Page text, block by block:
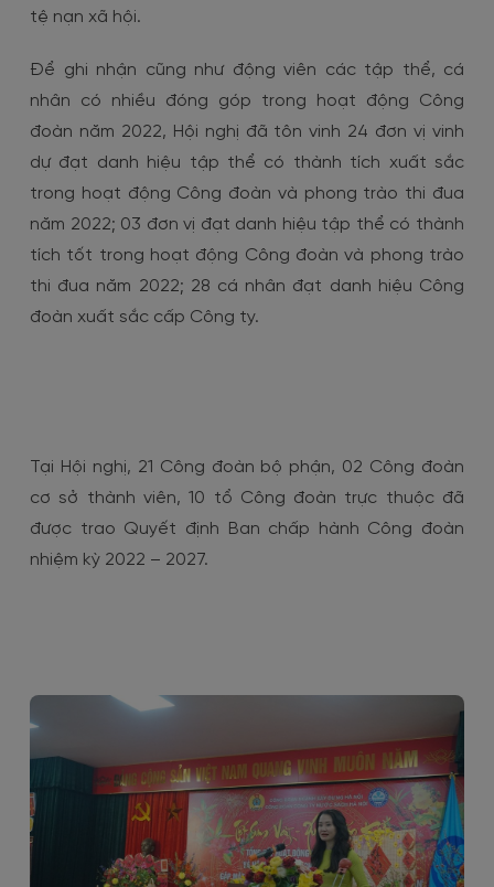
tệ nạn xã hội.
Để ghi nhận cũng như động viên các tập thể, cá
nhân có nhiều đóng góp trong hoạt động Công
đoàn năm 2022, Hội nghị đã tôn vinh 24 đơn vị vinh
dự đạt danh hiệu tập thể có thành tích xuất sắc
trong hoạt động Công đoàn và phong trào thi đua
năm 2022; 03 đơn vị đạt danh hiệu tập thể có thành
tích tốt trong hoạt động Công đoàn và phong trào
thi đua năm 2022; 28 cá nhân đạt danh hiệu Công
đoàn xuất sắc cấp Công ty.
Tại Hội nghị, 21 Công đoàn bộ phận, 02 Công đoàn
cơ sở thành viên, 10 tổ Công đoàn trực thuộc đã
được trao Quyết định Ban chấp hành Công đoàn
nhiệm kỳ 2022 – 2027.